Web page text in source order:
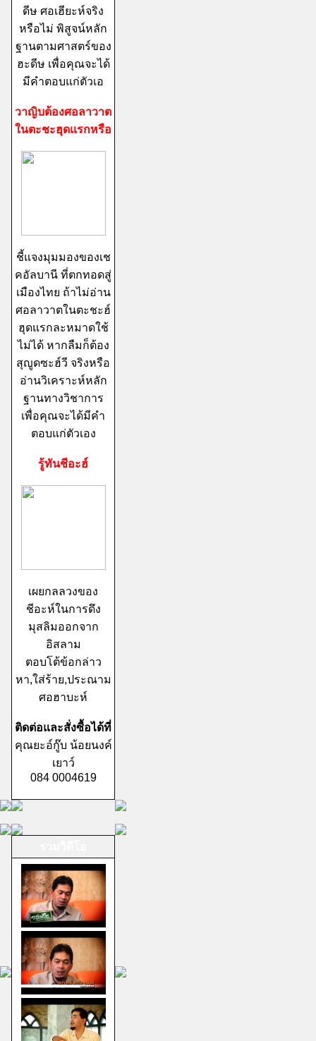
ดีษ ศอเฮียะห์จริง
หรือไม่ พิสูจน์หลัก
ฐานตามศาสตร์ของ
ฮะดีษ เพื่อคุณจะได้
มีคำตอบแก่ตัวเอ
วาญิบต้องศอลาวาต
ในตะชะฮุดแรกหรือ
ชี้แจงมุมมองของเช
คอัลบานี ที่ตกทอดสู่
เมืองไทย ถ้าไม่อ่าน
ศอลาวาตในตะชะฮ์
ฮุดแรกละหมาดใช้
ไม่ได้ หากลืมก็ต้อง
สุญูดซะฮ์วี จริงหรือ
อ่านวิเคราะห์หลัก
ฐานทางวิชาการ
เพื่อคุณจะได้มีคำ
ตอบแก่ตัวเอง
รู้ทันชีอะฮ์
เผยกลลวงของ
ชีอะห์ในการดึง
มุสลิมออกจาก
อิสลาม
ตอบโต้ข้อกล่าว
หา,ใส่ร้าย,ประณาม
ศอฮาบะห์
ติดต่อและสั่งซื้อได้ที่
คุณยะอ์กู๊บ น้อยนงค์
เยาว์
084 0004619